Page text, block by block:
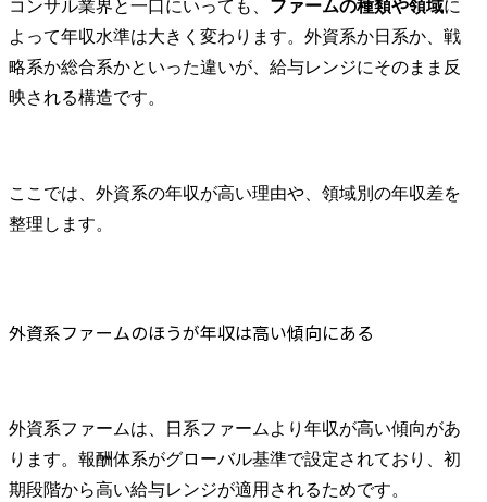
コンサル業界と一口にいっても、 ファームの種類や領域に
よって年収水準は大きく変わります。外資系か日系か、戦
略系か総合系かといった違いが、給与レンジにそのまま反
映される構造です。
ここでは、外資系の年収が高い理由や、領域別の年収差を
整理します。
外資系ファームのほうが年収は高い傾向にある
外資系ファームは、日系ファームより年収が高い傾向があ
ります。報酬体系がグローバル基準で設定されており、初
期段階から高い給与レンジが適用されるためです。